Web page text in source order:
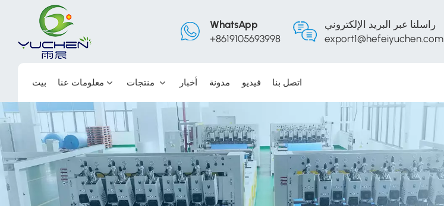
WhatsApp
+8619105693998
راسلنا عبر البريد الإلكتروني
export1@hefeiyuchen.com
بيت معلومات عنا أخبار مدونة فيديو اتصل بنا